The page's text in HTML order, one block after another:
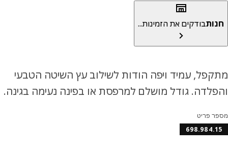
בודקים את הזמינות...
עמיד ויפה הודות לשילוב עץ השיטה הטבעי
גודל מושלם למרפסת או בפינה נעימה בגינה.
פריט